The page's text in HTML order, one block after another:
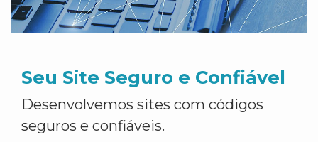
Seu Site Seguro e Confiável
Desenvolvemos sites com códigos
seguros e confiáveis.